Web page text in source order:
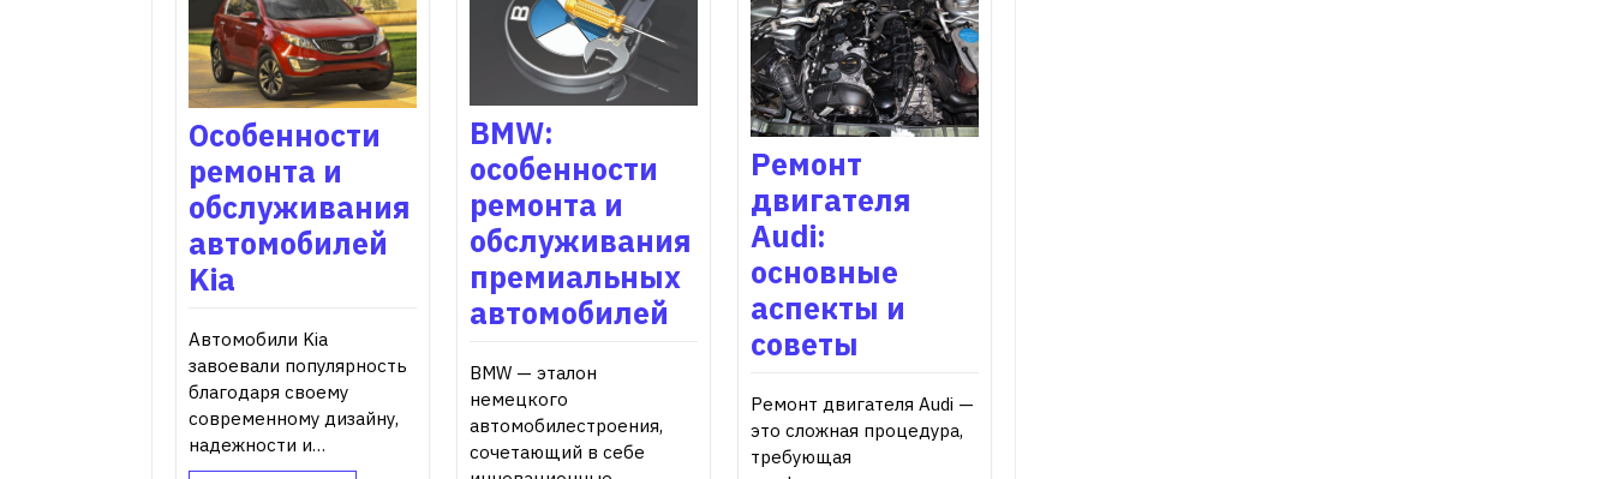
Особенности
ремонта и
обслуживания
автомобилей
Kia
Автомобили Kia
завоевали популярность
благодаря своему
современному дизайну,
надежности и…
BMW:
особенности
ремонта и
обслуживания
премиальных
автомобилей
BMW — эталон
немецкого
автомобилестроения,
сочетающий в себе
Ремонт
двигателя
Audi:
основные
аспекты и
советы
Ремонт двигателя Audi —
это сложная процедура,
требующая